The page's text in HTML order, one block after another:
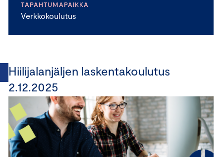
TAPAHTUMAPAIKKA
Verkkokoulutus
Hiilijalanjäljen laskentakoulutus
2.12.2025